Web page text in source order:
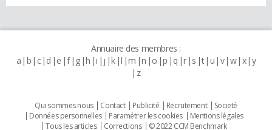
Annuaire des membres :
a b c d e f g h i j k l m n o p q r s t u v w x y
z
Qui sommes nous Contact Publicité Recrutement
Societé
Données personnelles
Paramétrer les cookies
Mentions légales
Tous les articles
Corrections © 2022 CCM Benchmark